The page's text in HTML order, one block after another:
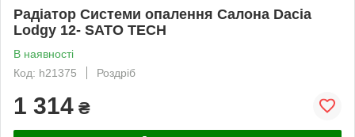
Радіатор Системи опалення Салона Dacia
Lodgy 12- SATO TECH
В наявності
Код: h21375
Роздріб
1 314 ₴